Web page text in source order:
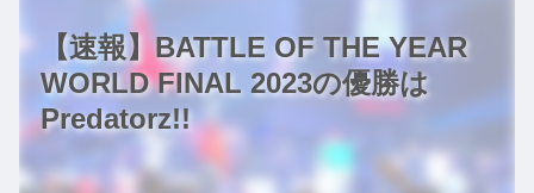
【速報】BATTLE OF THE YEAR
WORLD FINAL 2023の優勝は
Predatorz!!